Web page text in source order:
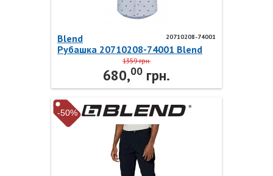
20710208-74001
Blend
Рубашка 20710208-74001 Blend
1359 грн.
680,00 грн.
-50%